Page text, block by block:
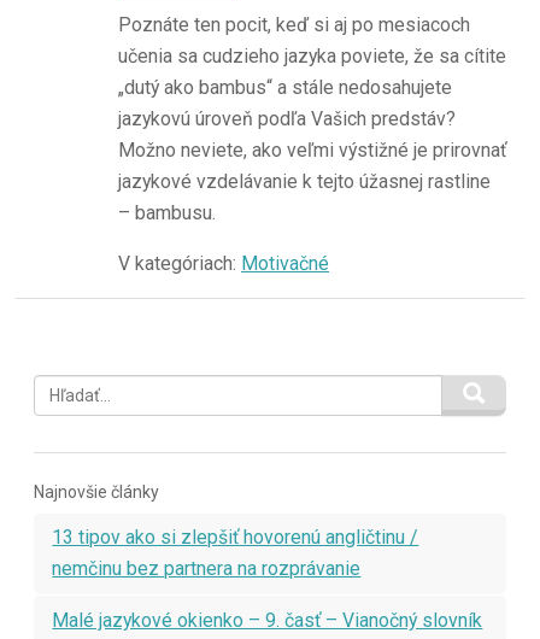
Poznáte ten pocit, keď si aj po mesiacoch
učenia sa cudzieho jazyka poviete, že sa cítite
„dutý ako bambus“ a stále nedosahujete
jazykovú úroveň podľa Vašich predstáv?
Možno neviete, ako veľmi výstižné je prirovnať
jazykové vzdelávanie k tejto úžasnej rastline
– bambusu.
V kategóriach: Motivačné
Najnovšie články
13 tipov ako si zlepšiť hovorenú angličtinu /
nemčinu bez partnera na rozprávanie
Malé jazykové okienko – 9. časť – Vianočný slovník